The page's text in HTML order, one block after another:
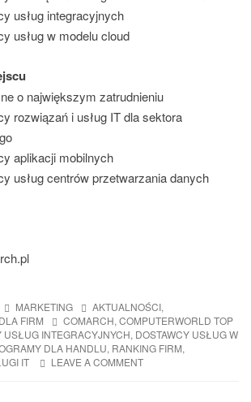
usług integracyjnych
usług w modelu cloud
o największym zatrudnieniu
rozwiązań i usług IT dla sektora
aplikacji mobilnych
usług centrów przetwarzania danych
MARKETING AKTUALNOŚCI,
FIRM
COMARCH,COMPUTERWORLD TOP
USŁUG INTEGRACYJNYCH, DOSTAWCY USŁUG W
DLA HANDLU, RANKING FIRM,
IT LEAVE A COMMENT